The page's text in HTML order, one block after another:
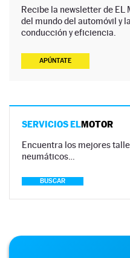
Recibe la newsletter de EL
del mundo del automóvil y
conducción y eficiencia.
APÚNTATE
SERVICIOS ELMOTOR
Encuentra los mejores
neumáticos…
BUSCAR